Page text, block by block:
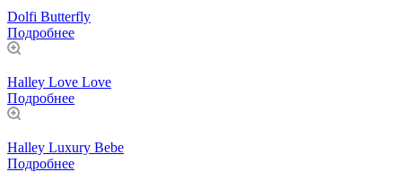
Dolfi Butterfly
Подробнее
Halley Love Love
Подробнее
Halley Luxury Bebe
Подробнее